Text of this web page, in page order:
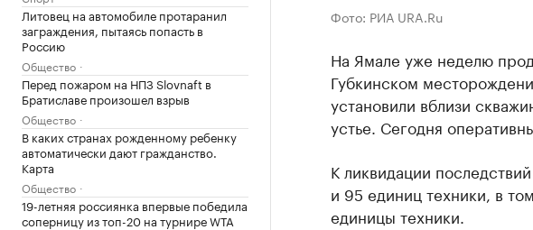
Литовец на автомобиле протаранил
заграждения, пытаясь попасть в
Россию
Общество
Перед пожаром на НПЗ Slovnaft в
Братиславе произошел взрыв
Общество
В каких странах рожденному ребенку
автоматически дают гражданство.
Карта
Общество
19-летняя россиянка впервые победила
соперницу из топ-20 на турнире WTA
Фото: РИА URA.Ru
На Ямале уже неделю
Губкинском
установили вблизи
устье. Сегодня
К ликвидации
и 95 единиц техники, в
единицы техники.